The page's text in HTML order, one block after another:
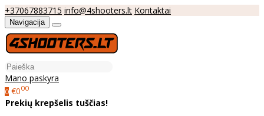
+37067883715 info@4shooters.lt Kontaktai
Navigacija
Mano paskyra
0 €000
Prekių krepšelis tuščias!